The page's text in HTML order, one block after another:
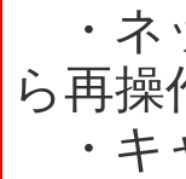
・ネ
ら再
・キ